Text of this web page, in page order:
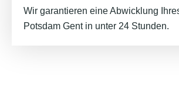
Wir garantieren eine Abwicklung
Potsdam Gent in unter 24 Stunden.